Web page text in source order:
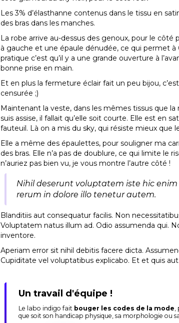
Les 3% d’élasthanne contenus dans le tissu en
des bras dans les manches.
La robe arrive au-dessus des genoux, pour le
à gauche et une épaule dénudée, ce qui permet
pratique c’est qu’il y a une grande ouverture à
bonne prise en main.
Et en plus la fermeture éclair fait un peu bijou,
censurée ;)
Maintenant la veste, dans les mêmes tissus que
suis assise, il fallait qu’elle soit courte. Elle est en
fauteuil. Là on a mis du sky, qui résiste mieux que
Elle a même des épaulettes, pour souligner ma
des bras. Elle n’a pas de doublure, ce qui limite le
n’auriez pas bien vu, je vous montre l’autre côté !
Nihil deserunt voluptatem iste hic enim
rerum in dolore illo tenetur autem.
Blanditiis aut consequatur facilis. Non
Voluptatem natus illum ad. Odio assumenda qui.
inventore.
Aperiam error sit nihil debitis facere dicta.
Cupiditate vel voluptatibus explicabo. Et et quis
Un travail d'équipe !
Le labo indigo fait bouger les codes de la mode,
que soit son handicap physique, sa morphologie ou